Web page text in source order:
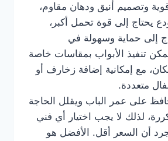
وتصميم أنيق ودهان مقاوم،
يحتاج إلى قوة تحمل أكبر،
إلى حماية وسهولة في
تنفيذ الأبواب بمقاسات خاصة
مع إمكانية إضافة زخارف أو
متعددة.
على عمر الباب ويقلل الحاجة
لذلك لا يجب اختيار أي فني
أن السعر أقل. الأفضل هو